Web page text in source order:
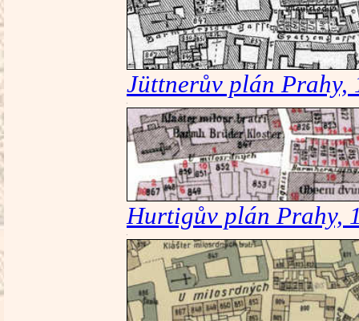
Jüttnerův plán Prahy,
Hurtigův plán Prahy,